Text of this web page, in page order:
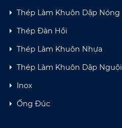
Thép Làm Khuôn Dập Nóng
Thép Đàn Hồi
Thép Làm Khuôn Nhựa
Thép Làm Khuôn Dập Nguội
Inox
Ống Đúc